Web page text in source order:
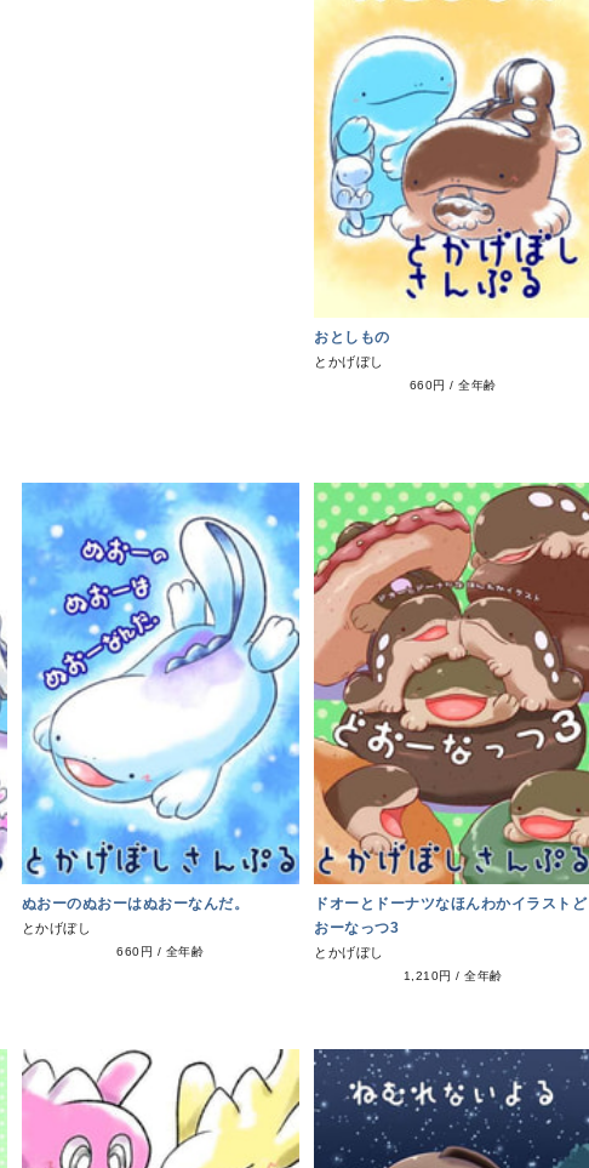
おとしもの
とかげぼし
660円 /全年齢
ぬおーのぬおーはぬおーなんだ。
とかげぼし
660円 / 全年齢
ドオーとドーナツなほんわかイラストど
おーなっつ3
とかげぼし
1,210円 /全年齢